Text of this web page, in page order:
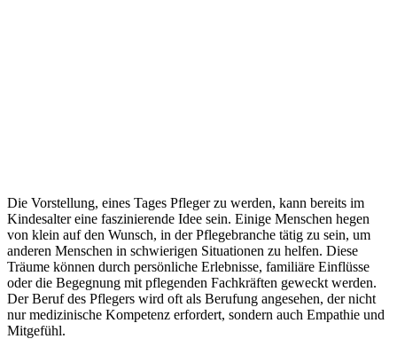
Die Vorstellung, eines Tages Pfleger zu werden, kann bereits im
Kindesalter eine faszinierende Idee sein. Einige Menschen hegen
von klein auf den Wunsch, in der Pflegebranche tätig zu sein, um
anderen Menschen in schwierigen Situationen zu helfen. Diese
Träume können durch persönliche Erlebnisse, familiäre Einflüsse
oder die Begegnung mit pflegenden Fachkräften geweckt werden.
Der Beruf des Pflegers wird oft als Berufung angesehen, der nicht
nur medizinische Kompetenz erfordert, sondern auch Empathie und
Mitgefühl.